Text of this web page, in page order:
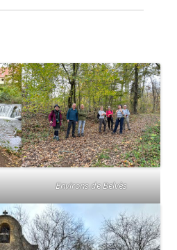
Environs de Belvès